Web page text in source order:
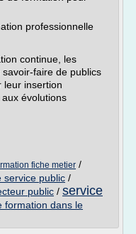
professionnelle
continue, les
faire de publics
leur insertion
évolutions
fiche metier /
service public /
public / service
formation dans le